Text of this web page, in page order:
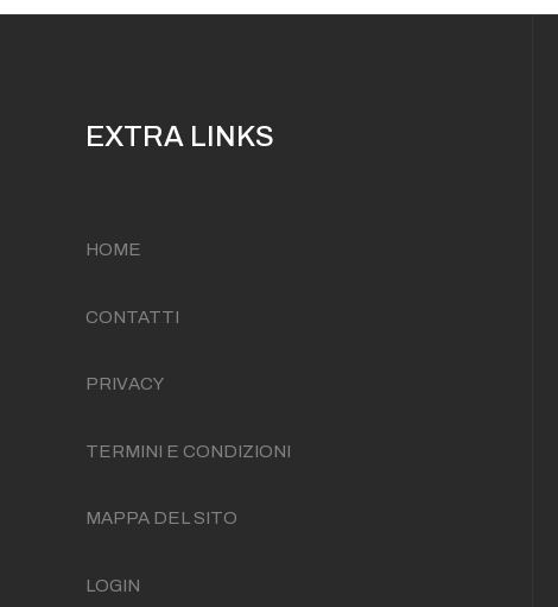
EXTRA LINKS
HOME
CONTATTI
PRIVACY
TERMINI E CONDIZIONI
MAPPA DEL SITO
LOGIN